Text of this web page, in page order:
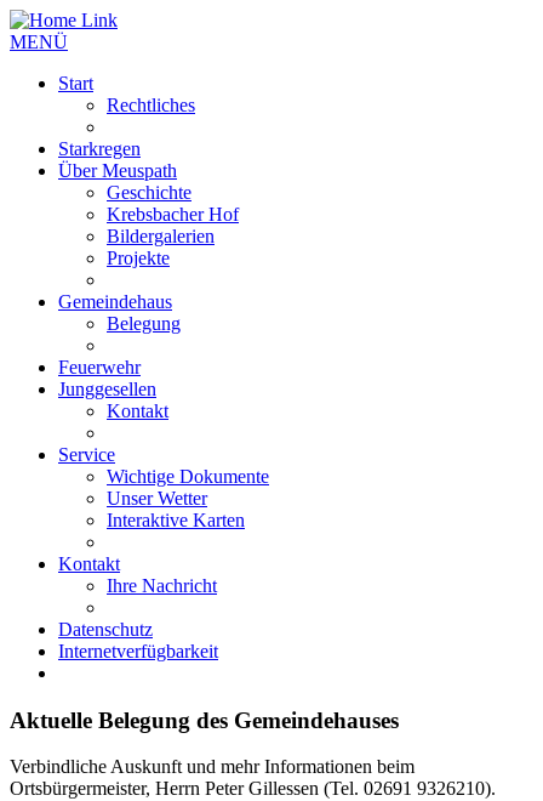
MENÜ
Start
Rechtliches
Starkregen
Über Meuspath
Geschichte
Krebsbacher Hof
Bildergalerien
Projekte
Gemeindehaus
Belegung
Feuerwehr
Junggesellen
Kontakt
Service
Wichtige Dokumente
Unser Wetter
Interaktive Karten
Kontakt
Ihre Nachricht
Datenschutz
Internetverfügbarkeit
Aktuelle Belegung des Gemeindehauses
Verbindliche Auskunft und mehr Informationen beim
Ortsbürgermeister, Herrn Peter Gillessen (Tel. 02691 9326210).